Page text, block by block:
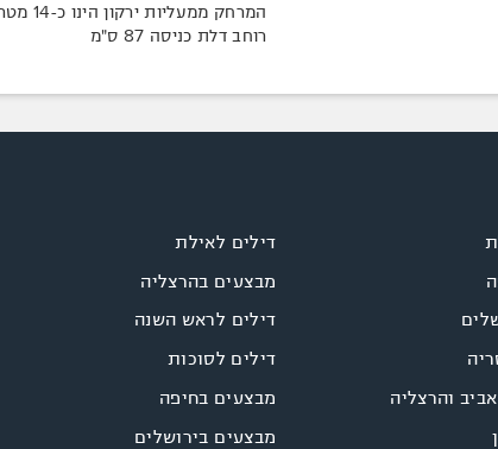
המרחק ממעליות ירקון הינו כ-14 מטרים
רוחב דלת כניסה 87 ס"מ
והרצליה
דילים לאילת
מבצעים בהרצליה
דילים לראש השנה
דילים לסוכות
מבצעים בחיפה
מבצעים בירושלים